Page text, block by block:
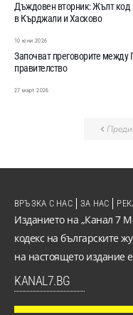
Дъждовен вторник: Жълт код
в Кърджали и Хасково
10 юни 2026
Започват преговорите между
правителство
27 март 2026
Изданието на „Канал 7
кодекс на българските
на настоящето издание
KANAL7.BG
ВРЪЗКА С НАС ЗА НАС